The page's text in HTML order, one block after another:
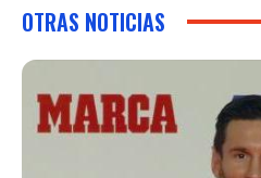
OTRAS NOTICIAS